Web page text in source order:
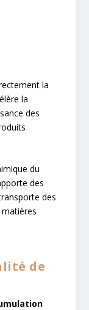
la
la
des
du
des
des
matières
de